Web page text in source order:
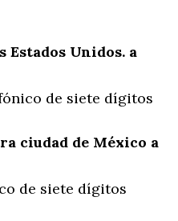
Estados Unidos. a
de siete dígitos
ciudad de México a
de siete dígitos